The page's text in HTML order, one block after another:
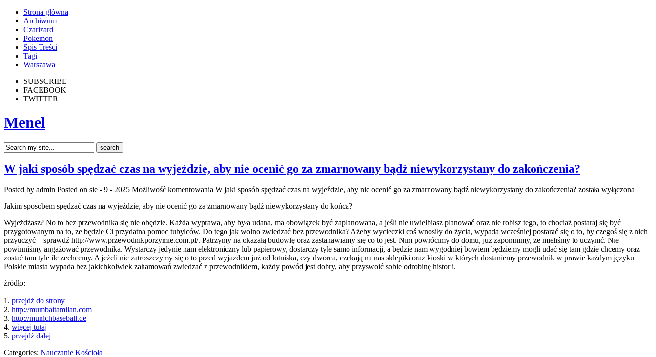
Strona główna
Archiwum
Czarizard
Pokemon
Spis Treści
Tagi
Warszawa
SUBSCRIBE
FACEBOOK
TWITTER
Menel
W jaki sposób spędzać czas na wyjeździe, aby nie ocenić go za zmarnowany bądź niewykorzystany do zakończenia?
Posted by admin Posted on sie - 9 - 2025 Możliwość komentowania W jaki sposób spędzać czas na wyjeździe, aby nie ocenić go za zmarnowany bądź niewykorzystany do zakończenia? została wyłączona
Jakim sposobem spędzać czas na wyjeździe, aby nie ocenić go za zmarnowany bądź niewykorzystany do końca?
Wyjeżdżasz? No to bez przewodnika się nie obędzie. Każda wyprawa, aby była udana, ma obowiązek być zaplanowana, a jeśli nie uwielbiasz planować oraz nie robisz tego, to chociaż postaraj się być
przygotowanym na to, ze będzie Ci przydatna pomoc tubylców. Do tego jak wolno zwiedzać bez przewodnika? Ażeby wycieczki coś wnosiły do życia, wypada wcześniej postarać się o to, by czegoś się z nich
przyuczyć – sprawdź http://www.przewodnikporzymie.com.pl/. Patrzymy na okazałą budowlę oraz zastanawiamy się co to jest. Nim powrócimy do domu, już zapomnimy, że mieliśmy to uczynić. Nie
powinniśmy angażować przewodnika. Wystarczy jedynie nam elektroniczny lub papierowy, dostarczy tyle samo informacji, a będzie nam wygodniej bowiem będziemy mogli udać się tam gdzie chcemy oraz
zostać tam tyle ile zechcemy. A jeżeli nie zatroszczymy się o to przed wyjazdem już od lotniska, czy dworca, czekają na nas sklepiki oraz kioski w których dostaniemy przewodnik w prawie każdym języku.
Polskie miasta wypada bez jakichkolwiek zahamowań zwiedzać z przewodnikiem, każdy powód jest dobry, aby przyswoić sobie odrobinę historii.
źródło:
———————————
1. przejdź do strony
2. http://mumbaitamilan.com
3. http://munichbaseball.de
4. więcej tutaj
5. przejdź dalej
Categories: Nauczanie Kościoła